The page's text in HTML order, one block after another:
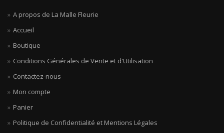
A propos de La Malle Fleurie
Accueil
Boutique
Conditions Générales de Vente et d'Utilisation
Contactez-nous
Mon compte
Panier
Politique de Confidentialité et Mentions Légales